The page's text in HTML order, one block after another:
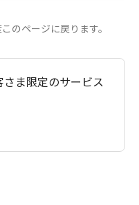
のページに戻ります。
ま限定のサービス